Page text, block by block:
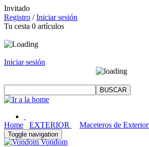
Invitado
Registro /Iniciar sesión
Tu cesta 0 artículos
Iniciar sesión
Toggle navigation
Home EXTERIOR
Maceteros de Exterior
Vondom